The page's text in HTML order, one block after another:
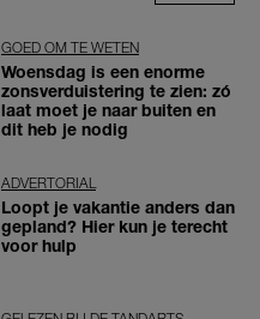
GOED OM TE WETEN
Woensdag is een enorme
zonsverduistering te zien: zó
laat moet je naar buiten en
dit heb je nodig
ADVERTORIAL
Loopt je vakantie anders dan
gepland? Hier kun je terecht
voor hulp